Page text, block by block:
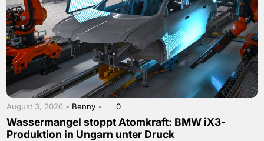
August 3, 2026 • Benny • 0
Wassermangel stoppt Atomkraft: BMW iX3-
Produktion in Ungarn unter Druck